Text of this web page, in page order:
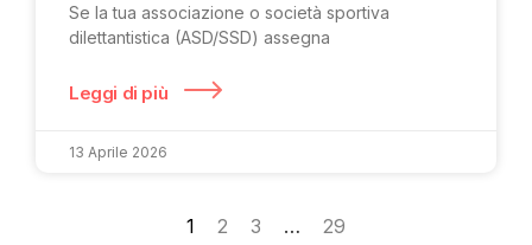
Se la tua associazione o società sportiva
dilettantistica (ASD/SSD) assegna
Leggi di più
13 Aprile 2026
1 2 3 … 29